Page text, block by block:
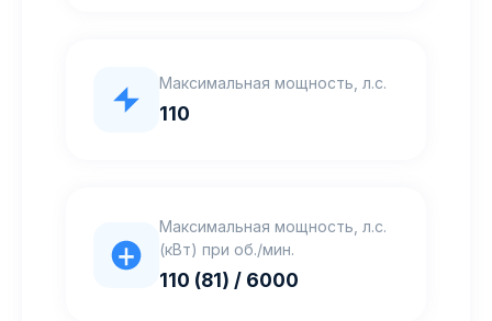
Максимальная мощность, л.с.
110
Максимальная мощность, л.с.
(кВт) при об./мин.
110 (81) / 6000